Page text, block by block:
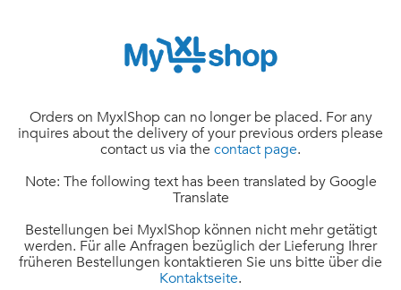
Orders on MyxlShop can no longer be placed. For any
inquires about the delivery of your previous orders please
contact us via the contact page.
Note: The following text has been translated by Google
Translate
Bestellungen bei MyxlShop können nicht mehr getätigt
werden. Für alle Anfragen bezüglich der Lieferung Ihrer
früheren Bestellungen kontaktieren Sie uns bitte über die
Kontaktseite.